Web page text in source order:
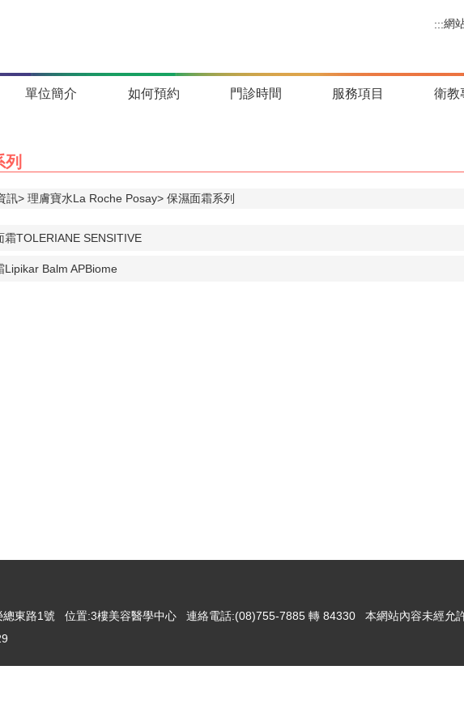
:::網
單位簡介 如何預約 門診時間 服務項目 衛教
訊 理膚寶水La Roche Posay 保濕面霜系列
霜TOLERIANE SENSITIVE
Lipikar Balm APBiome
總東路1號 位置:3樓美容醫學中心 連絡電話:(08)755-7885 轉 84330 本網站內容未經允許